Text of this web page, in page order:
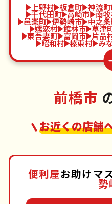
上野村 板倉町 神流町
千代田町 高崎市 南
邑楽町 伊勢崎市 中之
嬬恋村 館林市 草津
東吾妻町 富岡市 片品
昭和村 榛東村 み
前橋市
お近くの店舗
便利屋お助けマ
勢